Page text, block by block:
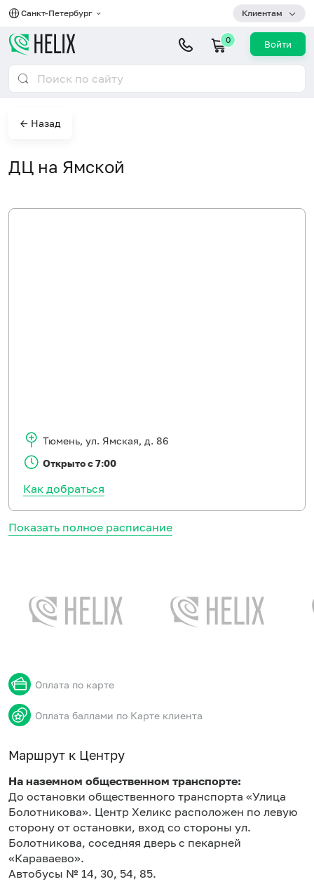
Санкт-Петербург Клиентам
0 Войти
← Назад
ДЦ на Ямской
Показать полное расписание
Оплата по карте
Оплата баллами по Карте клиента
Маршрут к Центру
На наземном общественном транспорте:
До остановки общественного транспорта «Улица
Болотникова». Центр Хеликс расположен по левую
сторону от остановки, вход со стороны ул.
Болотникова, соседняя дверь с пекарней
«Караваево».
Автобусы № 14, 30, 54, 85.
Тюмень, ул. Ямская, д. 86
Открыто с 7:00
Как добраться